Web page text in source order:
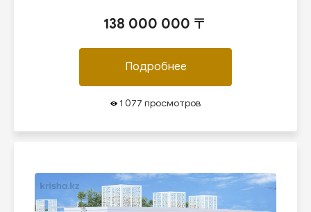
138 000 000 〒
Подробнее
1 077 просмотров